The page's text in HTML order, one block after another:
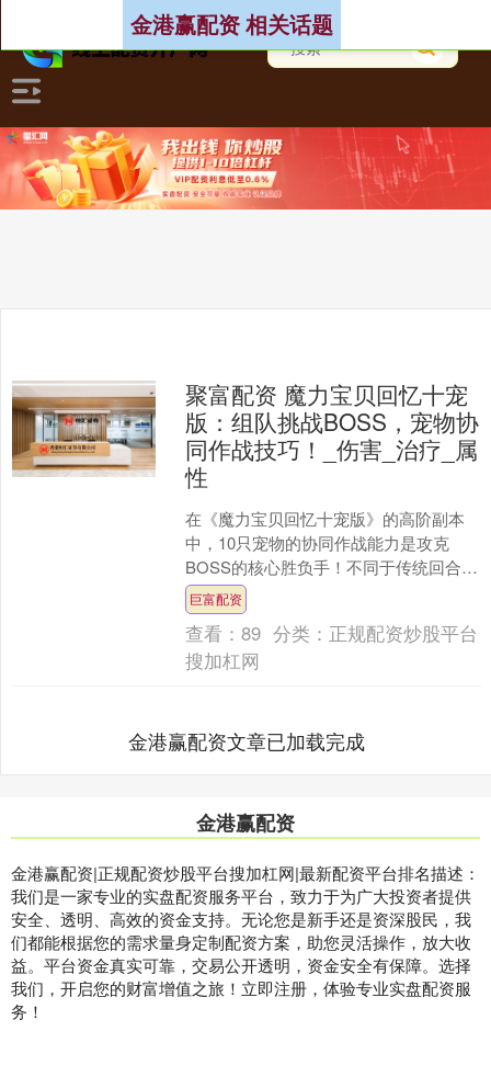
金港赢配资 相关话题
聚富配资 魔力宝贝回忆十宠
版：组队挑战BOSS，宠物协
同作战技巧！_伤害_治疗_属
性
在《魔力宝贝回忆十宠版》的高阶副本
中，10只宠物的协同作战能力是攻克
BOSS的核心胜负手！不同于传统回合
制，十宠体系通过“职能分工×属性克制×
技能连携”的深度联....
巨富配资
查看：89 分类： 正规配资炒股平台
搜加杠网
金港赢配资文章已加载完成
金港赢配资
金港赢配资|正规配资炒股平台搜加杠网|最新配资平台排名描述：
我们是一家专业的实盘配资服务平台，致力于为广大投资者提供
安全、透明、高效的资金支持。无论您是新手还是资深股民，我
们都能根据您的需求量身定制配资方案，助您灵活操作，放大收
益。平台资金真实可靠，交易公开透明，资金安全有保障。选择
我们，开启您的财富增值之旅！立即注册，体验专业实盘配资服
务！